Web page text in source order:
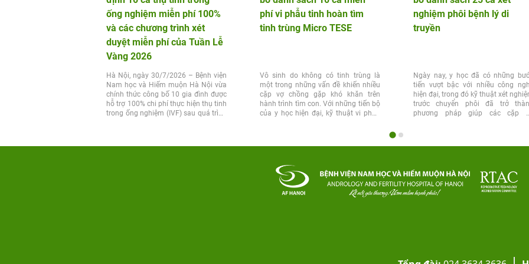
ống nghiệm miễn phí 100%
và các chương trình xét
duyệt miễn phí của Tuần Lễ
Vàng 2026
Hà Nội, ngày 30/7/2026 – Bệnh viện
Nam học và Hiếm muộn Hà Nội vừa
chính thức công bố 10 gia đình được
hỗ trợ 100% chi phí thực hiện thụ tinh
trong ống nghiệm (IVF) sau quá trình
phí vi phẫu tinh hoàn tìm
tinh trùng Micro TESE
Vô sinh do không có tinh trùng là
một trong những vấn đề khiến nhiều
cặp vợ chồng gặp khó khăn trên
hành trình tìm con. Với những tiến bộ
của y học hiện đại, kỹ thuật vi phẫu
nghiệm phôi bệnh lý di
truyền
Ngày nay, y học đã có những
tiến vượt bậc với nhiều công
hiện đại, trong đó kỹ thuật xét
trước chuyển phôi đã trở
phương pháp giúp các cặp